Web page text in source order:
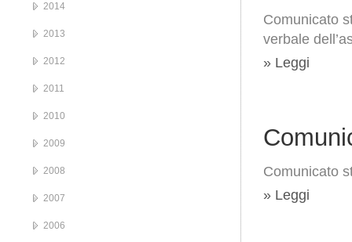
Comunicato
verbale
» Leggi
Comunicato
» Leggi
2014
2013
2012
2011
2010
2009
2008
2007
2006